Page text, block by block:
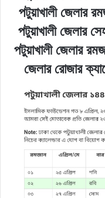
পটুয়াখালী জেলার
পটুয়াখালী জেলার
পটুয়াখালী জেলার
জেলার